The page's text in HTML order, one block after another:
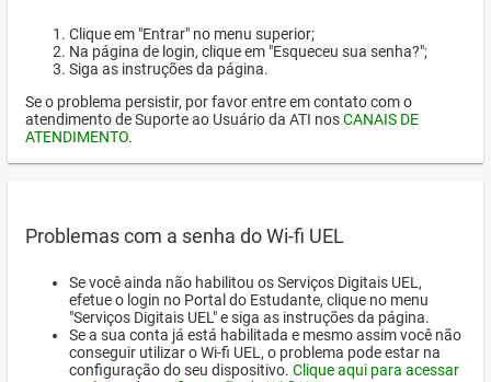
Clique em "Entrar" no menu superior;
Na página de login, clique em "Esqueceu sua senha?";
Siga as instruções da página.
Se o problema persistir, por favor entre em contato com o
atendimento de Suporte ao Usuário da ATI nosCANAIS DE
ATENDIMENTO.
Problemas com a senha do Wi-fi UEL
Se você ainda não habilitou os Serviços Digitais UEL,
efetue o login no Portal do Estudante, clique no menu
"Serviços Digitais UEL" e siga as instruções da página.
Se a sua conta já está habilitada e mesmo assim você não
conseguir utilizar o Wi-fi UEL, o problema pode estar na
configuração do seu dispositivo. Clique aqui para acessar